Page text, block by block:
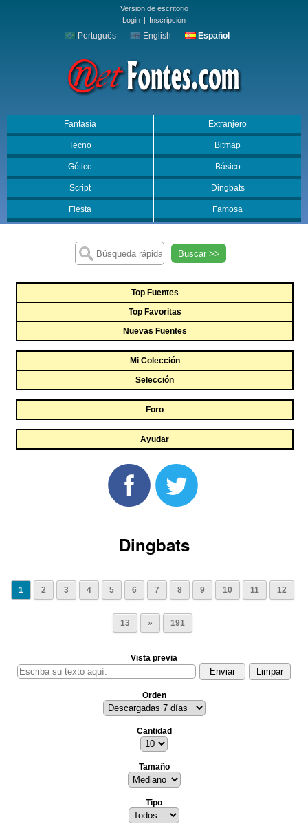
Version de escritorio
Login | Inscripción
Português English Español
Fantasía Extranjero
Tecno Bitmap
Gótico Básico
Script Dingbats
Fiesta Famosa
Buscar >>
Top Fuentes
Top Favoritas
Nuevas Fuentes
Mi Colección
Selección
Foro
Ayudar
Dingbats
1 2 3 4 5 6 7 8 9 10 11 12
13 » 191
Vista previa
Orden
Cantidad
Tamaño
Tipo